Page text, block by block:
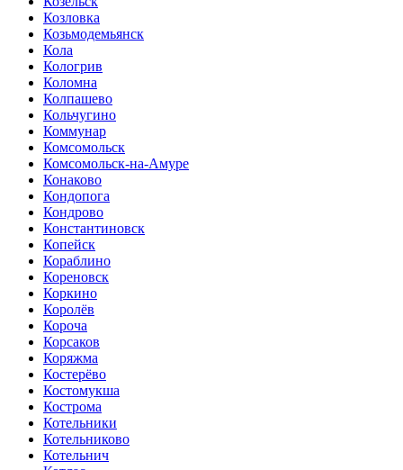
Козловка
Козьмодемьянск
Кола
Кологрив
Коломна
Колпашево
Кольчугино
Коммунар
Комсомольск
Комсомольск-на-Амуре
Конаково
Кондопога
Кондрово
Константиновск
Копейск
Кораблино
Кореновск
Коркино
Королёв
Короча
Корсаков
Коряжма
Костерёво
Костомукша
Кострома
Котельники
Котельниково
Котельнич